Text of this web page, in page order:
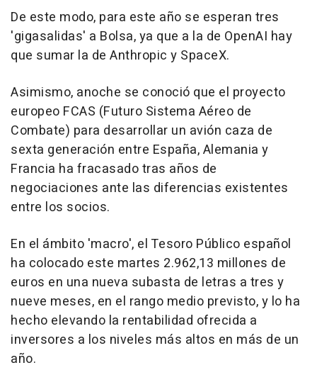
De este modo, para este año se esperan tres
'gigasalidas' a Bolsa, ya que a la de OpenAI hay
que sumar la de Anthropic y SpaceX.
Asimismo, anoche se conoció que el proyecto
europeo FCAS (Futuro Sistema Aéreo de
Combate) para desarrollar un avión caza de
sexta generación entre España, Alemania y
Francia ha fracasado tras años de
negociaciones ante las diferencias existentes
entre los socios.
En el ámbito 'macro', el Tesoro Público español
ha colocado este martes 2.962,13 millones de
euros en una nueva subasta de letras a tres y
nueve meses, en el rango medio previsto, y lo ha
hecho elevando la rentabilidad ofrecida a
inversores a los niveles más altos en más de un
año.